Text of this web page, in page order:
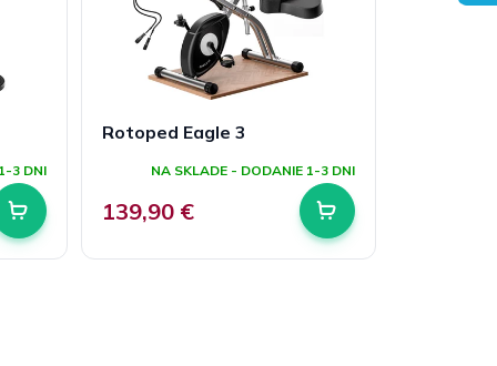
3 DNI
Rotoped Eagle 3
NA SKLADE - DODANIE 1-3 DNI
139,90 €